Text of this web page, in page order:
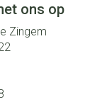
ons op
Zingem